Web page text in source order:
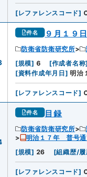
[レファレンスコード]
件名 ９月１９
防衛省防衛研究所
[規模] 6 [作成者名称]
[資料作成年月日] 明治
[レファレンスコード]
件名 目録
防衛省防衛研究所
明治１７年 普号
[規模] 26 [組織歴/履
[レファレンスコード]